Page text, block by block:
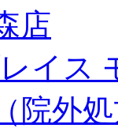
店
イス
院外